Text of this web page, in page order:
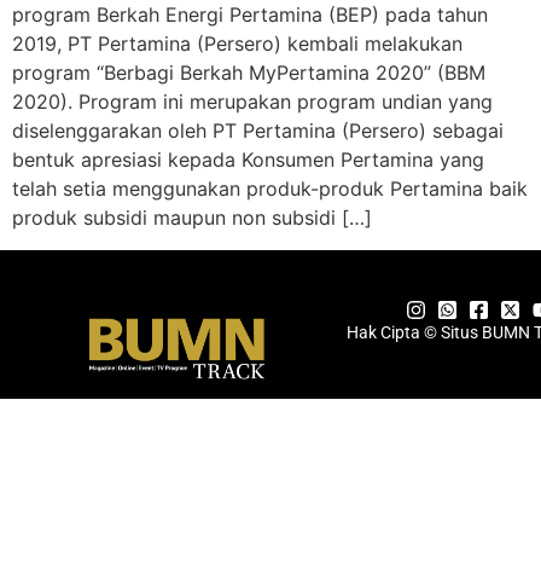
program Berkah Energi Pertamina (BEP) pada tahun
2019, PT Pertamina (Persero) kembali melakukan
program “Berbagi Berkah MyPertamina 2020” (BBM
2020). Program ini merupakan program undian yang
diselenggarakan oleh PT Pertamina (Persero) sebagai
bentuk apresiasi kepada Konsumen Pertamina yang
telah setia menggunakan produk-produk Pertamina baik
produk subsidi maupun non subsidi […]
Hak Cipta © Situs BUMN